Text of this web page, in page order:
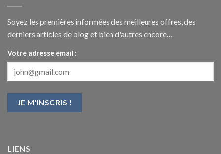
Soyez les premières informées des meilleures offres, des
derniers articles de blog et bien d'autres encore…
Votre adresse email :
LIENS